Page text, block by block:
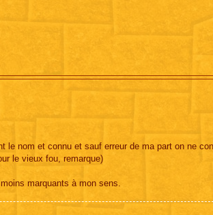
le nom et connu et sauf erreur de ma part on ne
le vieux fou, remarque)
marquants à mon sens.